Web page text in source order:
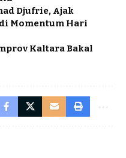
Djufrie, Ajak
Momentum Hari
Kaltara Bakal